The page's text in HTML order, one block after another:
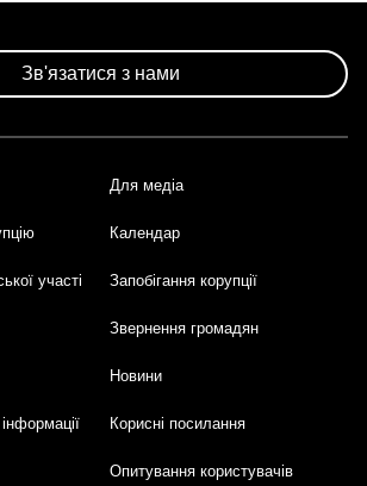
Зв'язатися з нами
Для медіа
Календар
участі Запобігання корупції
Звернення громадян
Новини
Корисні посилання
Опитування користувачів